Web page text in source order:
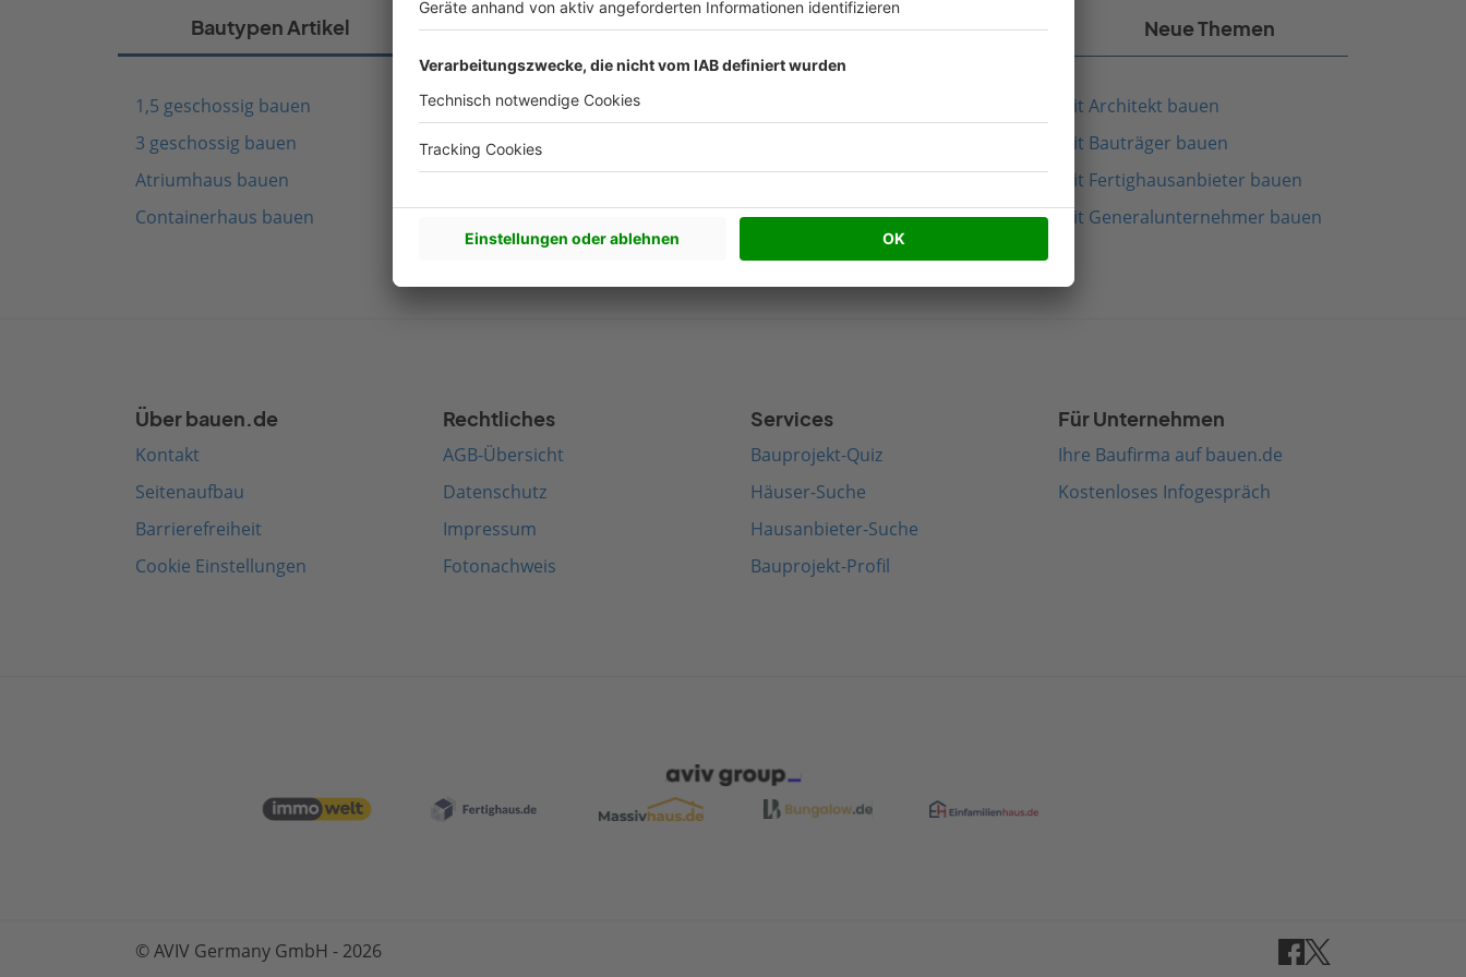
Bautypen Artikel Nachhaltigkeit Artikel Beliebte Artikel Neue Themen
1,5 geschossig bauen
3 geschossig bauen
Atriumhaus bauen
Containerhaus bauen
Fachwerkhaus bauen
Schwedenhaus bauen
Modernes Haus bauen
Pultdach bauen
Zeltdach bauen
Mit Architekt bauen
Mit Bauträger bauen
Mit Fertighausanbieter bauen
Mit Generalunternehmer bauen
Über bauen.de
Kontakt
Seitenaufbau
Barrierefreiheit
Cookie Einstellungen
Rechtliches
AGB-Übersicht
Datenschutz
Impressum
Fotonachweis
Services
Bauprojekt-Quiz
Häuser-Suche
Hausanbieter-Suche
Bauprojekt-Profil
Für Unternehmen
Ihre Baufirma auf bauen.de
Kostenloses Infogespräch
© AVIV Germany GmbH - 2026 Facebook